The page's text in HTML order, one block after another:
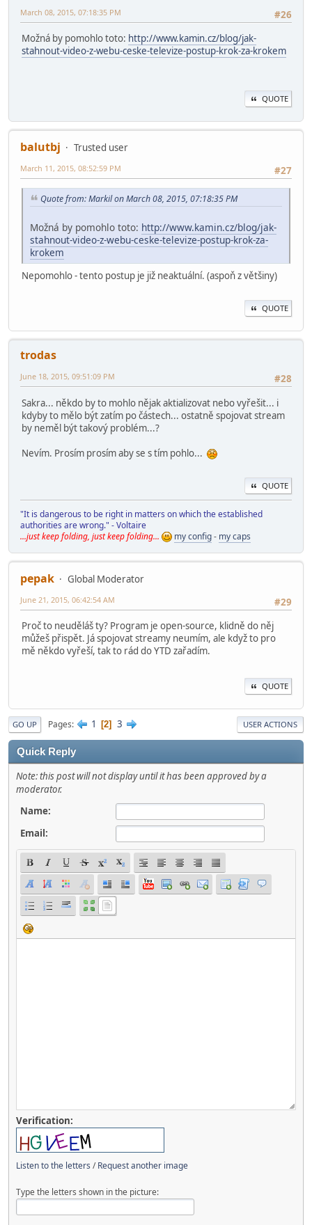
#26
March 08, 2015, 07:18:35 PM
Možná by pomohlo toto: http://www.kamin.cz/blog/jak-
stahnout-video-z-webu-ceske-televize-postup-krok-za-krokem
QUOTE
balutbj
Trusted user
#27
March 11, 2015, 08:52:59 PM
Quote from: Markil on March 08, 2015, 07:18:35 PM
Možná by pomohlo toto: http://www.kamin.cz/blog/jak-
stahnout-video-z-webu-ceske-televize-postup-krok-za-
krokem
Nepomohlo - tento postup je již neaktuální. (aspoň z většiny)
QUOTE
trodas
#28
June 18, 2015, 09:51:09 PM
Sakra... někdo by to mohlo nějak aktializovat nebo vyřešit... i
kdyby to mělo být zatím po částech... ostatně spojovat stream
by neměl být takový problém...?
Nevím. Prosím prosím aby se s tím pohlo...
QUOTE
"It is dangerous to be right in matters on which the established
authorities are wrong." - Voltaire
...just keep folding, just keep folding...
my config- my caps
pepak
Global Moderator
#29
June 21, 2015, 06:42:54 AM
Proč to neuděláš ty? Program je open-source, klidně do něj
můžeš přispět. Já spojovat streamy neumím, ale když to pro
mě někdo vyřeší, tak to rád do YTD zařadím.
QUOTE
GO UP Pages 1 2 3 USER ACTIONS
Quick Reply
Note: this post will not display until it has been approved by a
moderator.
Name:
Email:
Verification:
Listen to the letters /Request another image
Type the letters shown in the picture: